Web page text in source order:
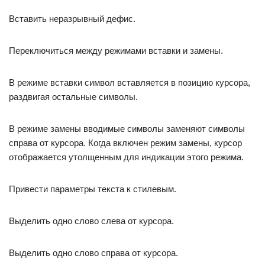
Вставить неразрывный дефис.
Переключиться между режимами вставки и замены.
В режиме вставки символ вставляется в позицию курсора,
раздвигая остальные символы.
В режиме замены вводимые символы заменяют символы
справа от курсора. Когда включен режим замены, курсор
отображается утолщенным для индикации этого режима.
Привести параметры текста к стилевым.
Выделить одно слово слева от курсора.
Выделить одно слово справа от курсора.